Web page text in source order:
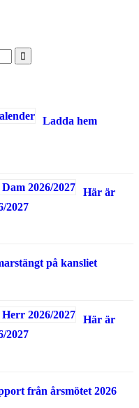
Ladda hem
Här är
2027
på kansliet
Här är
2027
från årsmötet 2026